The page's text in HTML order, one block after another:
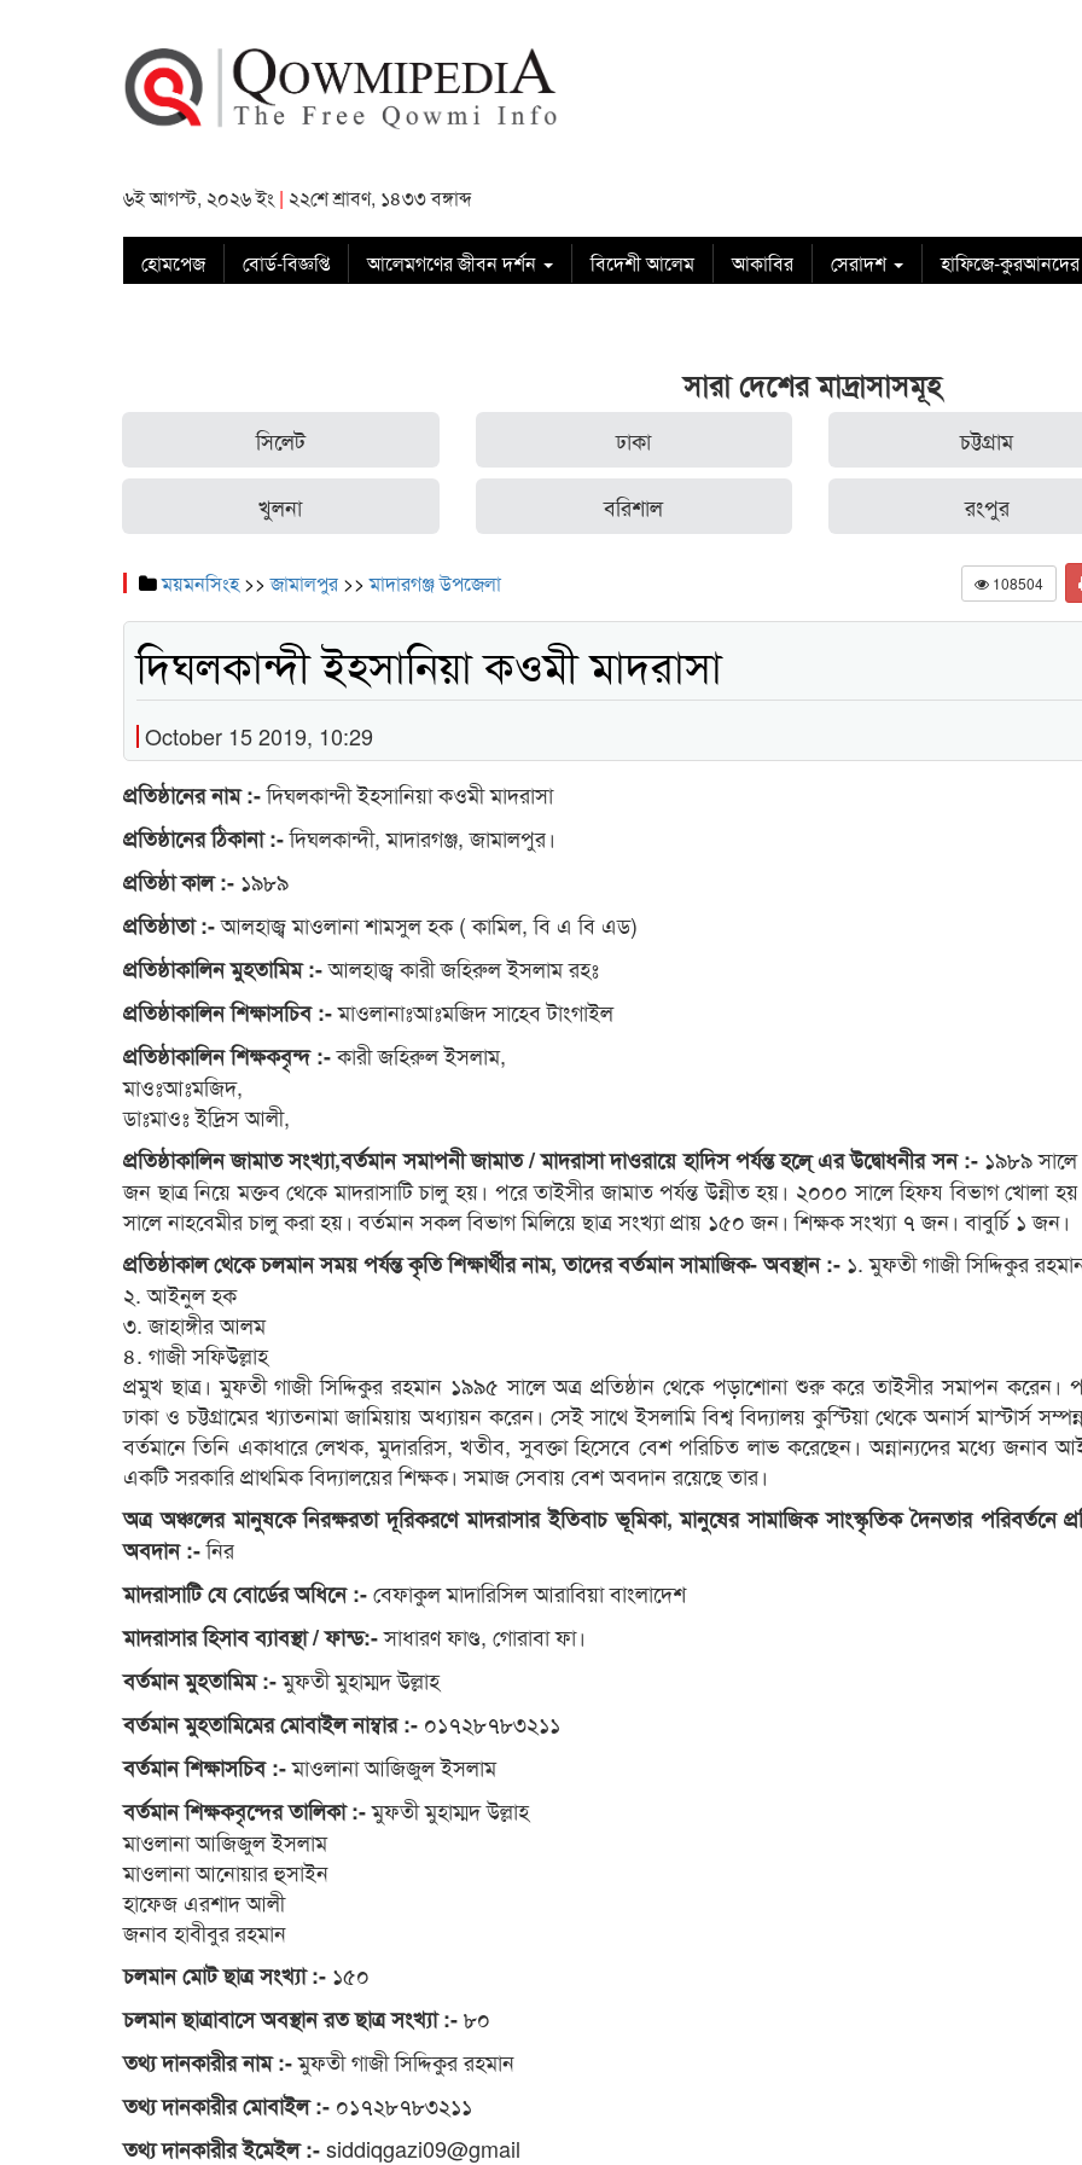
৬ই আগস্ট, ২০২৬ ইং | ২২শে শ্রাবণ, ১৪৩৩ বঙ্গাব্দ
হোমপেজ বোর্ড-বিজ্ঞপ্তি আলেমগণের জীবন দর্শন বিদেশী আলেম আকাবির সেরাদশ হাফিজে-কুরআনদের
সারা দেশের মাদ্রাসাসমূহ
সিলেট ঢাকা চট্টগ্রাম
খুলনা বরিশাল রংপুর
ময়মনসিংহ>>জামালপুর >>মাদারগঞ্জ উপজেলা 108504
দিঘলকান্দী ইহসানিয়া কওমী মাদরাসা
October 15 2019, 10:29
প্রতিষ্ঠানের নাম :-দিঘলকান্দী ইহসানিয়া কওমী মাদরাসা
প্রতিষ্ঠানের ঠিকানা :-দিঘলকান্দী, মাদারগঞ্জ, জামালপুর।
প্রতিষ্ঠা কাল :- ১৯৮৯
প্রতিষ্ঠাতা :-আলহাজ্ব মাওলানা শামসুল হক ( কামিল, বি এ বি এড)
প্রতিষ্ঠাকালিন মুহতামিম :-আলহাজ্ব কারী জহিরুল ইসলাম রহঃ
প্রতিষ্ঠাকালিন শিক্ষাসচিব :-মাওলানাঃআঃমজিদ সাহেব টাংগাইল
প্রতিষ্ঠাকালিন শিক্ষকবৃন্দ :-কারী জহিরুল ইসলাম,
মাওঃআঃমজিদ,
ডাঃমাওঃ ইদ্রিস আলী,
প্রতিষ্ঠাকালিন জামাত সংখ্যা,বর্তমান সমাপনী জামাত / মাদরাসা দাওরায়ে হাদিস পর্যন্ত হলে্ এর উদ্বোধনীর সন :- ১৯৮৯
জন ছাত্র নিয়ে মক্তব থেকে মাদরাসাটি চালু হয়। পরে তাইসীর জামাত পর্যন্ত উন্নীত হয়। ২০০০ সালে হিফয বিভাগ খোলা
সালে নাহবেমীর চালু করা হয়। বর্তমান সকল বিভাগ মিলিয়ে ছাত্র সংখ্যা প্রায় ১৫০ জন। শিক্ষক সংখ্যা ৭ জন। বাবুর্চি ১ জন।
প্রতিষ্ঠাকাল থেকে চলমান সময় পর্যন্ত কৃতি শিক্ষার্থীর নাম, তাদের বর্তমান সামাজিক- অবস্থান :- ১. মুফতী গাজী সিদ্দিকুর
২. আইনুল হক
৩. জাহাঙ্গীর আলম
৪. গাজী সফিউল্লাহ
প্রমুখ ছাত্র। মুফতী গাজী সিদ্দিকুর রহমান ১৯৯৫ সালে অত্র প্রতিষ্ঠান থেকে পড়াশোনা শুরু করে তাইসীর সমাপন করেন।
ঢাকা ও চট্টগ্রামের খ্যাতনামা জামিয়ায় অধ্যায়ন করেন। সেই সাথে ইসলামি বিশ্ব বিদ্যালয় কুস্টিয়া থেকে অনার্স মাস্টার্স
বর্তমানে তিনি একাধারে লেখক, মুদাররিস, খতীব, সুবক্তা হিসেবে বেশ পরিচিত লাভ করেছেন। অন্নান্যদের মধ্যে জনাব
একটি সরকারি প্রাথমিক বিদ্যালয়ের শিক্ষক। সমাজ সেবায় বেশ অবদান রয়েছে তার।
অত্র অঞ্চলের মানুষকে নিরক্ষরতা দূরিকরণে মাদরাসার ইতিবাচ ভূমিকা, মানুষের সামাজিক সাংস্কৃতিক দৈনতার পরিবর্তনে
অবদান :-নির
মাদরাসাটি যে বোর্ডের অধিনে :-বেফাকুল মাদারিসিল আরাবিয়া বাংলাদেশ
মাদরাসার হিসাব ব্যাবস্থা / ফান্ড:-সাধারণ ফাণ্ড, গোরাবা ফা।
বর্তমান মুহতামিম :-মুফতী মুহাম্মদ উল্লাহ
বর্তমান মুহতামিমের মোবাইল নাম্বার :- ০১৭২৮৭৮৩২১১
বর্তমান শিক্ষাসচিব :-মাওলানা আজিজুল ইসলাম
বর্তমান শিক্ষকবৃন্দের তালিকা :-মুফতী মুহাম্মদ উল্লাহ
মাওলানা আজিজুল ইসলাম
মাওলানা আনোয়ার হুসাইন
হাফেজ এরশাদ আলী
জনাব হাবীবুর রহমান
চলমান মোট ছাত্র সংখ্যা :- ১৫০
চলমান ছাত্রাবাসে অবস্থান রত ছাত্র সংখ্যা :-৮০
তথ্য দানকারীর নাম :-মুফতী গাজী সিদ্দিকুর রহমান
তথ্য দানকারীর মোবাইল :- ০১৭২৮৭৮৩২১১
তথ্য দানকারীর ইমেইল :-siddiqgazi09@gmail